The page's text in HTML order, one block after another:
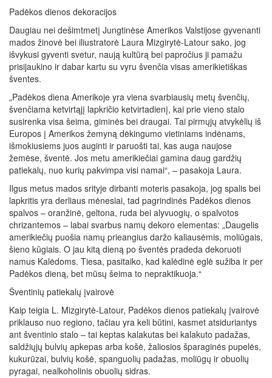
Padėkos dienos dekoracijos
Daugiau nei dešimtmetį Jungtinėse Amerikos Valstijose gyvenanti
mados žinovė bei iliustratorė Laura Mizgirytė-Latour sako, jog
išvykusi gyventi svetur, naują kultūrą bei papročius ji pamažu
prisijaukino ir dabar kartu su vyru švenčia visas amerikietiškas
šventes.
„Padėkos diena Amerikoje yra viena svarbiausių metų švenčių,
švenčiama ketvirtąjį lapkričio ketvirtadienį, kai prie vieno stalo
susirenka visa šeima, giminės bei draugai. Tai pirmųjų atvykėlių iš
Europos į Amerikos žemyną dėkingumo vietiniams indėnams,
išmokiusiems juos auginti ir paruošti tai, kas auga naujose
žemėse, šventė. Jos metu amerikiečiai gamina daug gardžių
patiekalų, nuo kurių pakvimpa visi namai“, – pasakoja Laura.
Ilgus metus mados srityje dirbanti moteris pasakoja, jog spalis bei
lapkritis yra derliaus mėnesiai, tad pagrindinės Padėkos dienos
spalvos – oranžinė, geltona, ruda bei alyvuogių, o spalvotos
chrizantemos – labai svarbus namų dekoro elementas: „Daugelis
amerikiečių puošia namų prieangius daržo kaliausėmis, moliūgais,
šieno kūgiais. O jau kitą dieną po šventės pradeda dekoruoti
namus Kalėdoms. Tiesa, pasitaiko, kad kalėdinė eglė sužiba ir per
Padėkos dieną, bet mūsų šeima to nepraktikuoja.“
Šventinių patiekalų įvairovė
Kaip teigia L. Mizgirytė-Latour, Padėkos dienos patiekalų įvairovė
priklauso nuo regiono, tačiau yra keli būtini, kasmet atsiduriantys
ant šventinio stalo – tai keptas kalakutas bei kalakuto padažas,
saldžiųjų bulvių apkepas arba košė, žaliosios šparaginės pupelės,
kukurūzai, bulvių košė, spanguolių padažas, moliūgų ir obuolių
pyragai, nealkoholinis obuolių sidras.